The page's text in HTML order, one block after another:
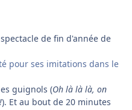
de fin d'année de
pour ses imitations dans le
guignols (Oh là là là, on
). Et au bout de 20 minutes